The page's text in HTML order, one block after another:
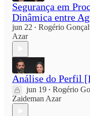
Segurança em
Dinâmica entre
jun 22 • Rogério
Azar
Análise do Perfil
jun 19 • Rogério
Zaideman Azar